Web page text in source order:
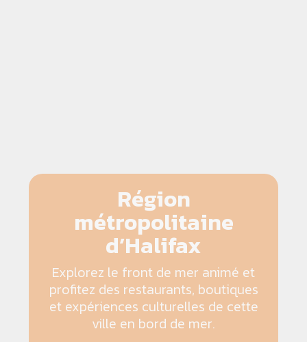
Région
métropolitaine
d’Halifax
Explorez le front de mer animé et
profitez des restaurants, boutiques
et expériences culturelles de cette
ville en bord de mer.